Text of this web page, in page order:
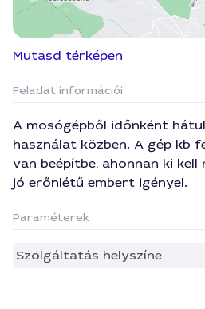
Mutasd térképen
Feladat információi
A mosógépből időnként
használat közben. A gép kb
van beépítbe, ahonnan ki
jó erőnlétű embert igényel.
Paraméterek
Szolgáltatás helyszíne